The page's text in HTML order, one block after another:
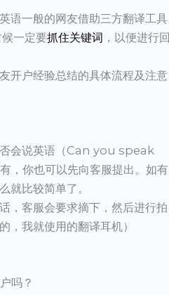
语一般的网友借助三方翻译工具
一定要抓住关键词 ，以便进行
开户经验总结的具体流程及注意
会说英语（Can you speak
，你也可以先向客服提出。如有
就比较简单了。
，客服会要求摘下，然后进行拍
，我就使用的翻译耳机）
吗？